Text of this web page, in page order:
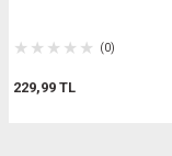
(0)
229,99 TL